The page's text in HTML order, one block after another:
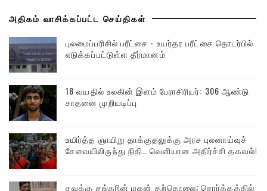
அதிகம் வாசிக்கப்பட்ட செய்திகள்
புலமைப்பரிசில் பரீட்சை - உயர்தர பரீட்சை தொடர்பில்
எடுக்கப்பட்டுள்ள தீர்மானம்
18 வயதில் உலகின் இளம் பேராசிரியர்: 306 ஆண்டு
சாதனை முறியடிப்பு
உயிர்த்த ஞாயிறு தாக்குதலுக்கு அரச புலனாய்வுச்
சேவையிலிருந்து நிதி.. வெளியான அதிர்ச்சி தகவல்!
சவுக்கு சங்கரின் மகன் தற்கொலை; சொர்க்கத்தில்